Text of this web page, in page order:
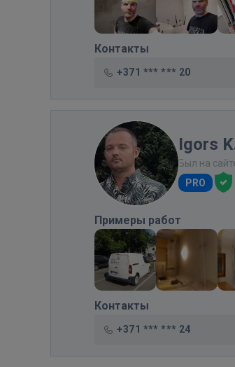
Контакты
+371 *** *** 20
Igors
Был на
PRO
Примеры работ
Контакты
+371 *** *** 24